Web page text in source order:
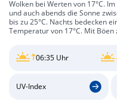
Wolken bei Werten von 17°C.
und auch abends die Sonne
bis zu 25°C. Nachts bedecken
Temperatur von 17°C. Mit
06:35 Uhr
UV-Index